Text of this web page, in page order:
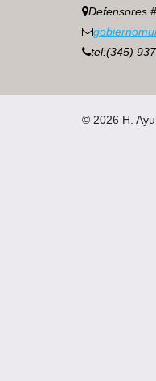
Defensores
tel:(345)
© 2026 H.